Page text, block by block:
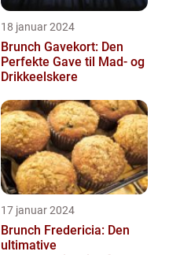
18 januar 2024
Brunch Gavekort: Den
Perfekte Gave til Mad- og
Drikkeelskere
17 januar 2024
Brunch Fredericia: Den
ultimative